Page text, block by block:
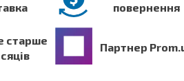
повернення
старше
Партнер